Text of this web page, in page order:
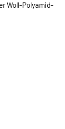
Woll-Polyamid-